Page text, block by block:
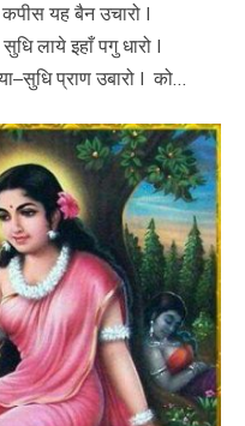
यह बैन उचारो I
लाये इहाँ पगु धारो I
प्राण उबारो I को…